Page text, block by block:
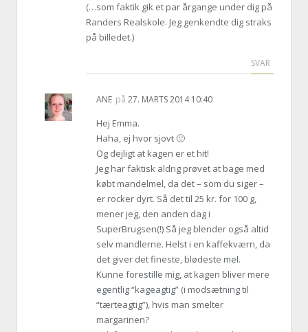
(…som faktik gik et par årgange under dig på
Randers Realskole. Jeg genkendte dig straks
på billedet.)
SVAR
ANE på 27. MARTS 2014 10:40
Hej Emma.
Haha, ej hvor sjovt 🙂
Og dejligt at kagen er et hit!
Jeg har faktisk aldrig prøvet at bage med
købt mandelmel, da det – som du siger –
er rocker dyrt. Så det til 25 kr. for 100 g,
mener jeg, den anden dag i
SuperBrugsen(!) Så jeg blender også altid
selv mandlerne. Helst i en kaffekværn, da
det giver det fineste, blødeste mel.
Kunne forestille mig, at kagen bliver mere
egentlig “kageagtig” (i modsætning til
“tærteagtig”), hvis man smelter
margarinen?